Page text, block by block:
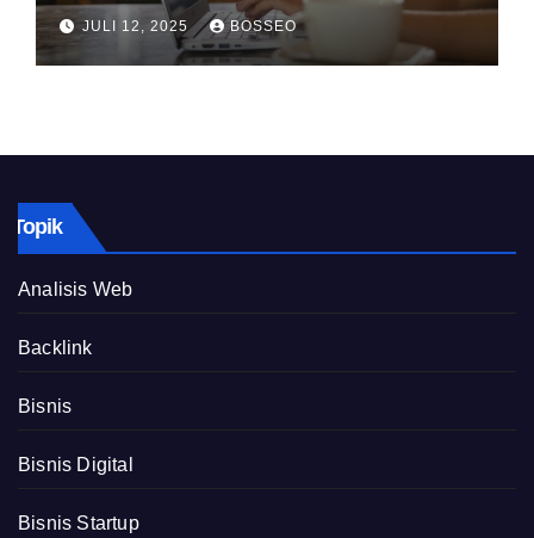
JULI 12, 2025 BOSSEO
Topik
Analisis Web
Backlink
Bisnis
Bisnis Digital
Bisnis Startup